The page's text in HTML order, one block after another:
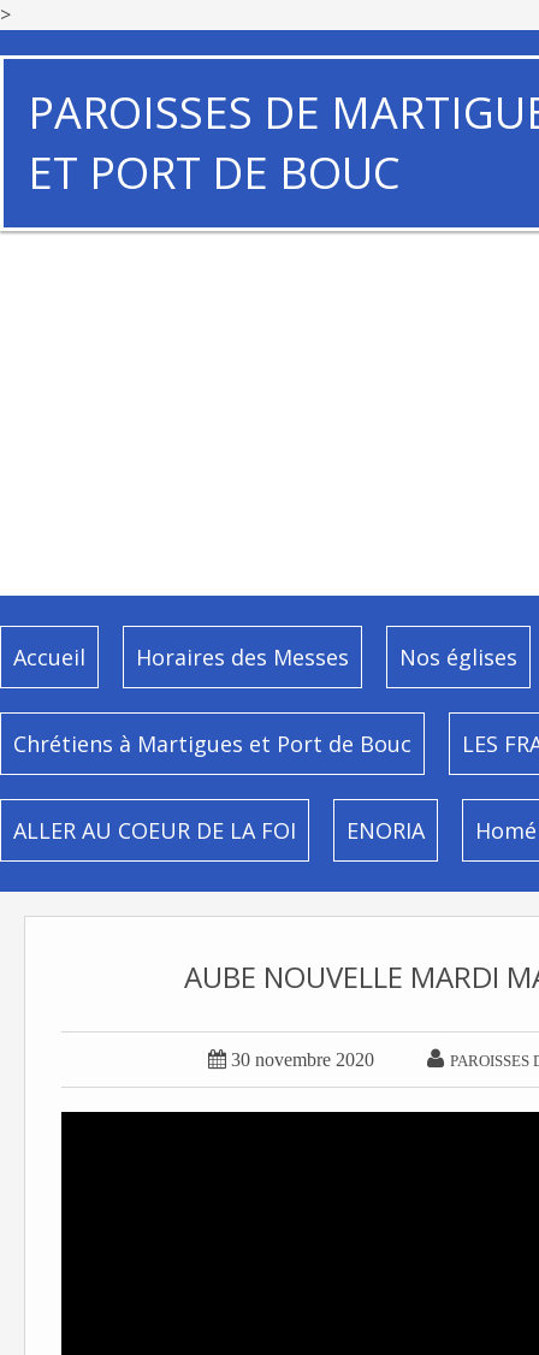
>
PAROISSES DE
ET PORT DE BOUC
Accueil Horaires des Messes Nos églises
Chrétiens à Martigues et Port de Bouc LES
ALLER AU COEUR DE LA FOI ENORIA
AUBE NOUVELLE MARDI
 30 novembre 2020  PAROISSES